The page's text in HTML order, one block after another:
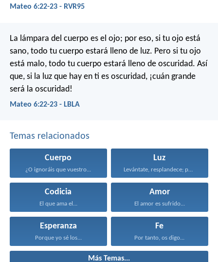
Mateo 6:22-23 - RVR95
La lámpara del cuerpo es el ojo; por eso, si tu ojo está
sano, todo tu cuerpo estará lleno de luz. Pero si tu ojo
está malo, todo tu cuerpo estará lleno de oscuridad. Así
que, si la luz que hay en ti es oscuridad, ¡cuán grande
será la oscuridad!
Mateo 6:22-23 - LBLA
Temas relacionados
Cuerpo
¿O ignoráis que vuestro...
Luz
Levántate, resplandece; porque ha...
Codicia
El que ama el...
Amor
El amor es sufrido...
Esperanza
Porque yo sé los...
Fe
Por tanto, os digo...
Más Temas...